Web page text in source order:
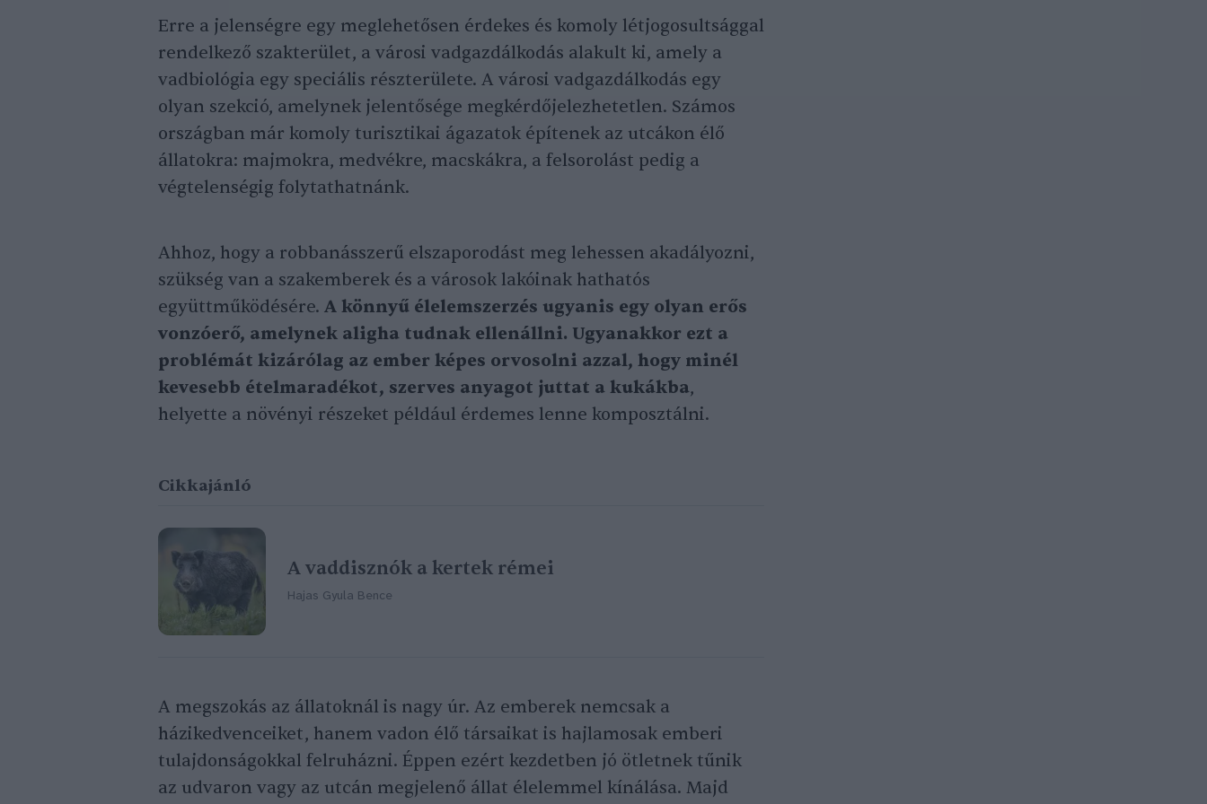
Erre a jelenségre egy meglehetősen érdekes és komoly létjogosultsággal
rendelkező szakterület, a városi vadgazdálkodás alakult ki, amely a
vadbiológia egy speciális részterülete. A városi vadgazdálkodás egy
olyan szekció, amelynek jelentősége megkérdőjelezhetetlen. Számos
országban már komoly turisztikai ágazatok építenek az utcákon élő
állatokra: majmokra, medvékre, macskákra, a felsorolást pedig a
végtelenségig folytathatnánk.
Ahhoz, hogy a robbanásszerű elszaporodást meg lehessen akadályozni,
szükség van a szakemberek és a városok lakóinak hathatós
együttműködésére. A könnyű élelemszerzés ugyanis egy olyan erős
vonzóerő, amelynek aligha tudnak ellenállni. Ugyanakkor ezt a
problémát kizárólag az ember képes orvosolni azzal, hogy minél
kevesebb ételmaradékot, szerves anyagot juttat a kukákba,
helyette a növényi részeket például érdemes lenne komposztálni.
Cikkajánló
A vaddisznók a kertek rémei
Hajas Gyula Bence
A megszokás az állatoknál is nagy úr. Az emberek nemcsak a
házikedvenceiket, hanem vadon élő társaikat is hajlamosak emberi
tulajdonságokkal felruházni. Éppen ezért kezdetben jó ötletnek tűnik
az udvaron vagy az utcán megjelenő állat élelemmel kínálása. Majd